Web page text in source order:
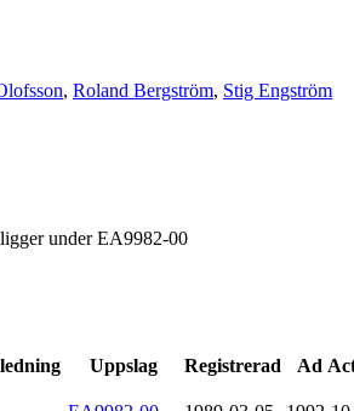
, Roland Bergström, Stig Engström
under EA9982-00
Uppslag Registrerad Ad